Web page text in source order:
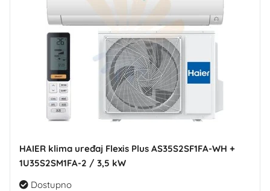
HAIER klima uređaj Flexis Plus AS35S2SF1FA-WH +
1U35S2SM1FA-2 / 3,5 kW
Dostupno